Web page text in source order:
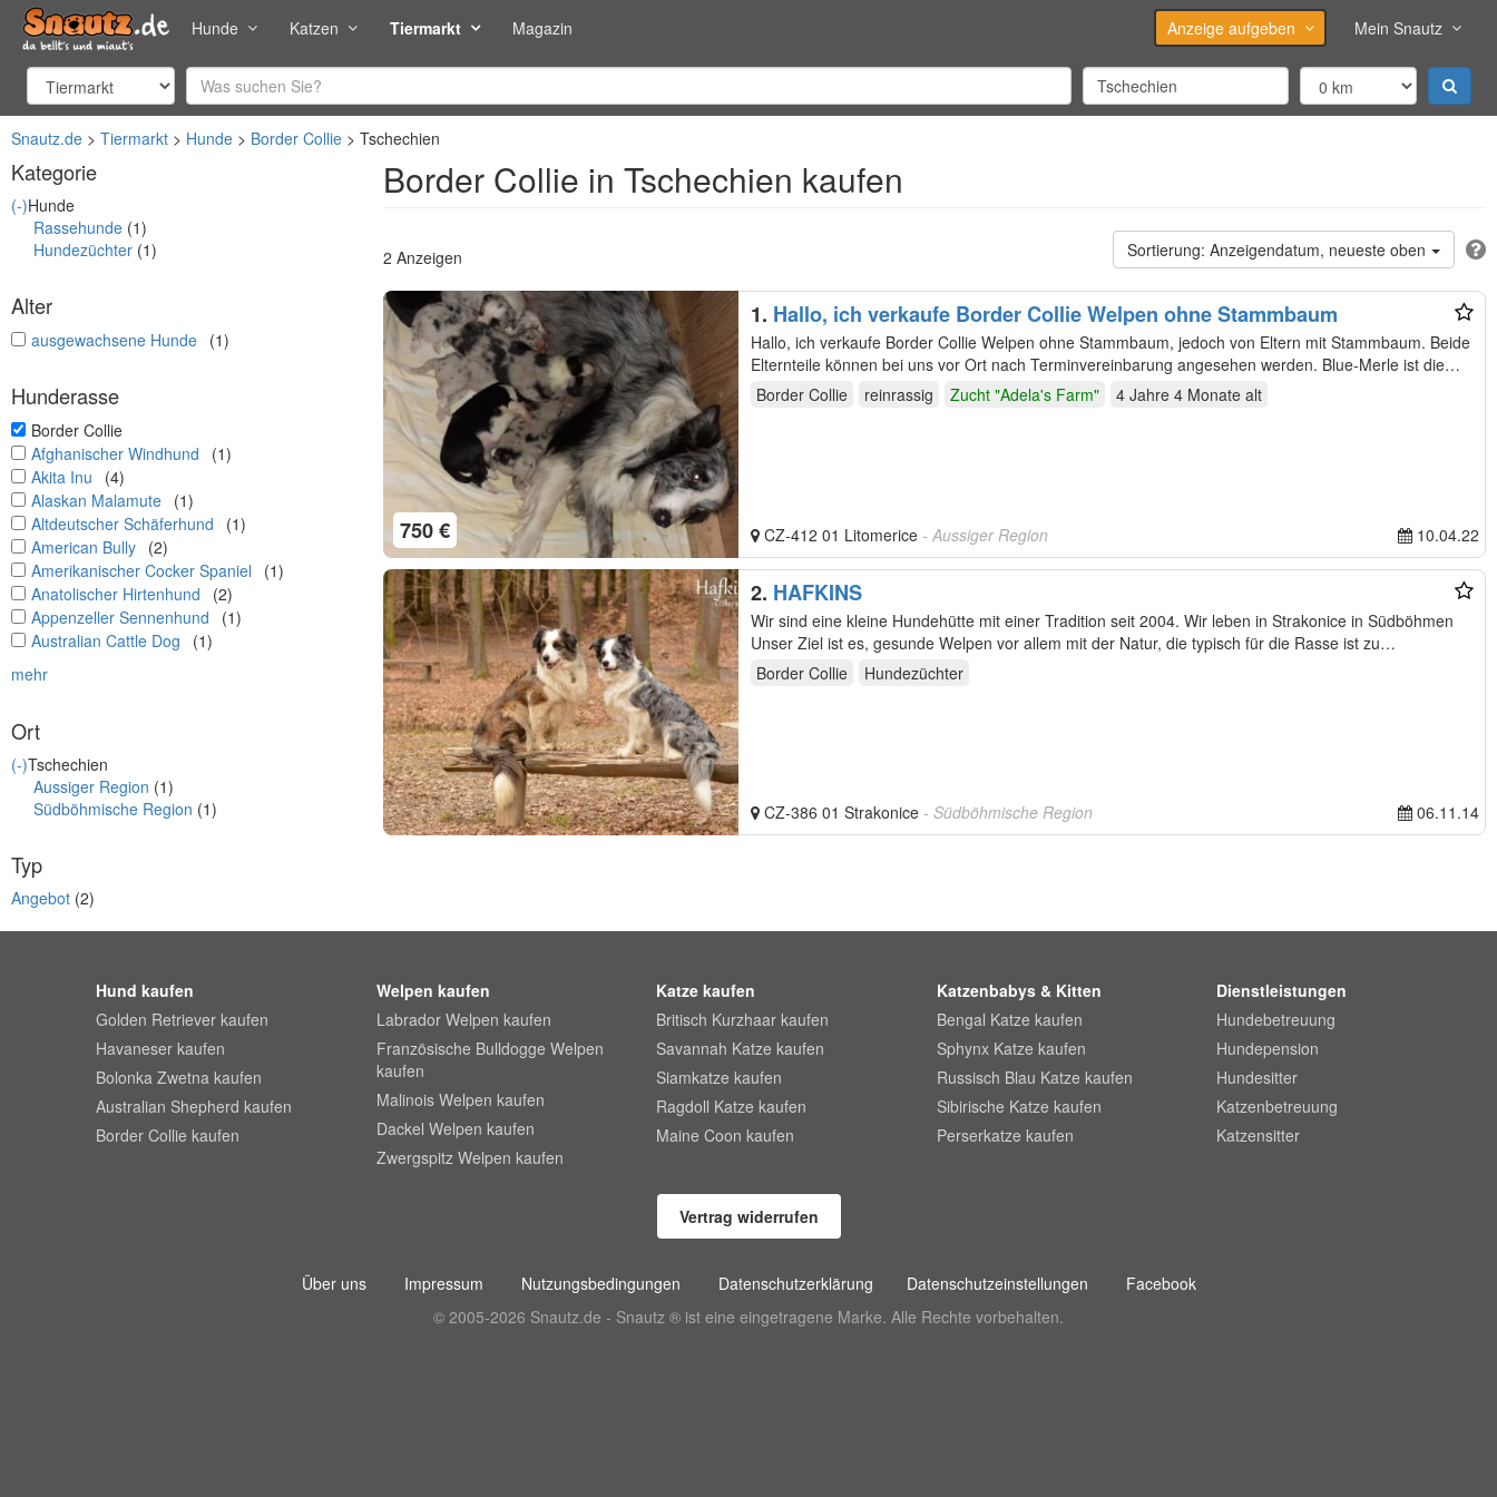
Hunde Katzen Tiermarkt Magazin Anzeige aufgeben Mein Snautz
Snautz.de Tiermarkt Hunde Border Collie Tschechien
Kategorie
(-)Hunde
Rassehunde (1)
Hundezüchter (1)
Alter
undefined
ausgewachsene Hunde (1)
Hunderasse
undefined
Border Collie
undefined
Afghanischer Windhund
(1)
undefined
Akita Inu
(4)
undefined
Alaskan Malamute (1)
undefined
Altdeutscher Schäferhund
(1)
undefined
American Bully (2)
undefined
Amerikanischer Cocker Spaniel
(1)
undefined
Anatolischer Hirtenhund
(2)
undefined
Appenzeller Sennenhund
(1)
undefined
Australian Cattle Dog
(1)
mehr
Ort
(-)Tschechien
Aussiger Region (1)
Südböhmische Region (1)
Typ
Angebot (2)
Border Collie in Tschechien kaufen
Anzeigendatum, neueste oben
2 Anzeigen
1. Hallo, ich verkaufe Border Collie Welpen ohne Stammbaum
750 €
Hallo, ich verkaufe Border Collie Welpen ohne Stammbaum, jedoch von Eltern mit Stammbaum. Beide
Elternteile können bei uns vor Ort nach Terminvereinbarung angesehen werden. Blue-Merle ist die
Mutter…
Border Collie reinrassig Zucht "Adela's Farm" 4 Jahre 4 Monate alt
CZ-412 01 Litomerice - Aussiger Region 10.04.22
2. HAFKINS
Wir sind eine kleine Hundehütte mit einer Tradition seit 2004. Wir leben in Strakonice in Südböhmen
Unser Ziel ist es, gesunde Welpen vor allem mit der Natur, die typisch für die Rasse ist zu…
Border Collie
Hundezüchter
CZ-386 01 Strakonice - Südböhmische Region 06.11.14
Hund kaufen
Golden Retriever kaufen
Havaneser kaufen
Bolonka Zwetna kaufen
Australian Shepherd kaufen
Border Collie kaufen
Welpen kaufen
Labrador Welpen kaufen
Französische Bulldogge Welpen
kaufen
Malinois Welpen kaufen
Dackel Welpen kaufen
Zwergspitz Welpen kaufen
Katze kaufen
Britisch Kurzhaar kaufen
Savannah Katze kaufen
Siamkatze kaufen
Ragdoll Katze kaufen
Maine Coon kaufen
Katzenbabys & Kitten
Bengal Katze kaufen
Sphynx Katze kaufen
Russisch Blau Katze kaufen
Sibirische Katze kaufen
Perserkatze kaufen
Dienstleistungen
Hundebetreuung
Hundepension
Hundesitter
Katzenbetreuung
Katzensitter
Vertrag widerrufen
Über uns Impressum Nutzungsbedingungen Datenschutzerklärung Datenschutzeinstellungen
Facebook
© 2005-2026 Snautz.de - Snautz ® ist eine eingetragene Marke. Alle Rechte vorbehalten.